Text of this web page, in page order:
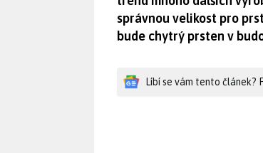
správnou velikost pro
bude chytrý prsten v
Líbí se vám tento článek?